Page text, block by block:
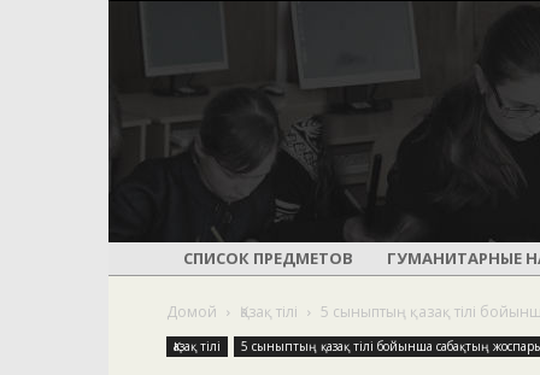
СПИСОК ПРЕДМЕТОВ ГУМАНИТАРНЫЕ
Домой Қазақ тілі 5 сыныптың қазақ тілі
Қазақ тілі 5 сыныптың қазақ тілі бойынша сабақтың